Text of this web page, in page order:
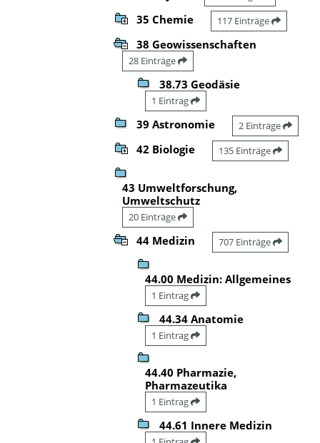
35 Chemie 117 Einträge
38 Geowissenschaften
28 Einträge
38.73 Geodäsie
1 Eintrag
39 Astronomie 2 Einträge
42 Biologie 135 Einträge
43 Umweltforschung,
Umweltschutz
20 Einträge
44 Medizin 707 Einträge
44.00 Medizin: Allgemeines
1 Eintrag
44.34 Anatomie
1 Eintrag
44.40 Pharmazie,
Pharmazeutika
1 Eintrag
44.61 Innere Medizin